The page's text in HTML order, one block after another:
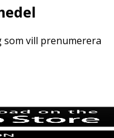
vill prenumerera